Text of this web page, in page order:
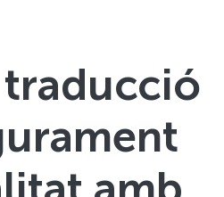
traducció